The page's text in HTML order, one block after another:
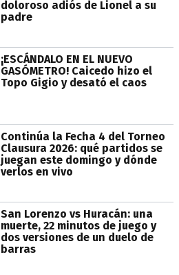
doloroso adiós de Lionel a su
padre
¡ESCÁNDALO EN EL NUEVO
GASÓMETRO! Caicedo hizo el
Topo Gigio y desató el caos
Continúa la Fecha 4 del Torneo
Clausura 2026: qué partidos se
juegan este domingo y dónde
verlos en vivo
San Lorenzo vs Huracán: una
muerte, 22 minutos de juego y
dos versiones de un duelo de
barras